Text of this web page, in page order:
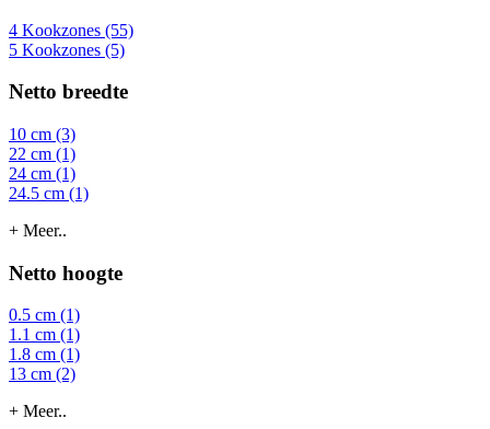
4 Kookzones (55)
5 Kookzones (5)
Netto breedte
10 cm (3)
22 cm (1)
24 cm (1)
24.5 cm (1)
+ Meer..
Netto hoogte
0.5 cm (1)
1.1 cm (1)
1.8 cm (1)
13 cm (2)
+ Meer..